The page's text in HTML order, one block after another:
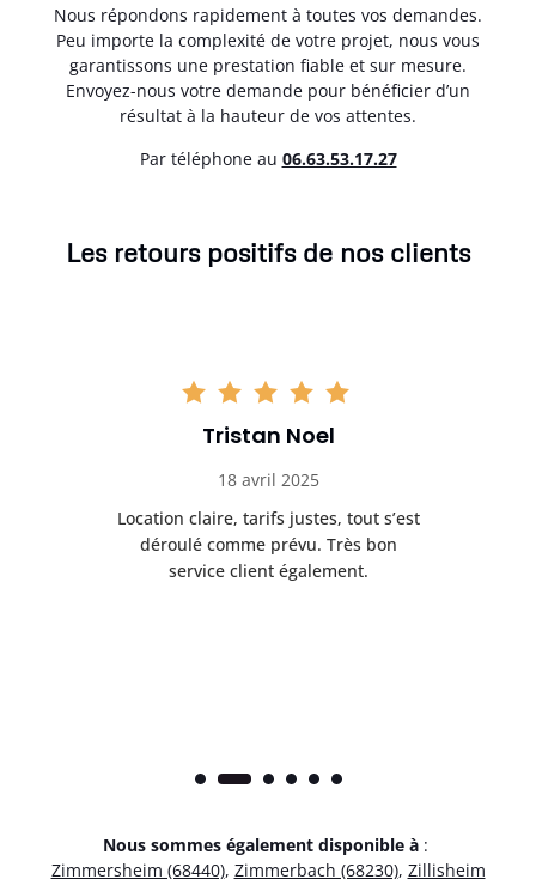
Nous répondons rapidement à toutes vos demandes.
Peu importe la complexité de votre projet, nous vous
garantissons une prestation fiable et sur mesure.
Envoyez-nous votre demande pour bénéficier d’un
résultat à la hauteur de vos attentes.
Par téléphone au 06.63.53.17.27
Les retours positifs de nos clients
Tristan Noel
18 avril 2025
Location claire, tarifs justes, tout s’est
déroulé comme prévu. Très bon
service client également.
Nous sommes également disponible à :
Zimmersheim (68440), Zimmerbach (68230), Zillisheim